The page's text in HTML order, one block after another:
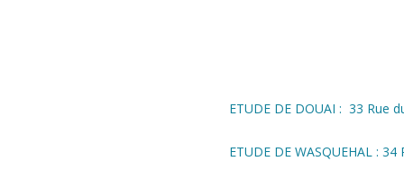
ETUDE DE DOUAI : 33 Rue
ETUDE DE WASQUEHAL :